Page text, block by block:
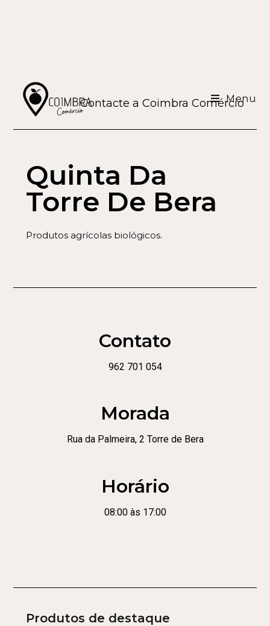
Menu
Contacte a Coimbra Comércio
Quinta Da
Torre De Bera
Produtos agrícolas biológicos.
Contato
962 701 054
Morada
Rua da Palmeira, 2 Torre de Bera
Horário
08:00 às 17:00
Produtos de destaque